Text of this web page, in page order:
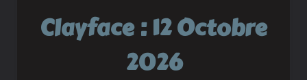
Clayface : 12 Octobre
2026